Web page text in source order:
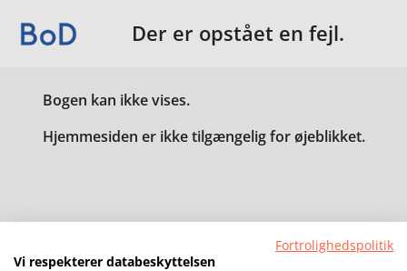
Der er opstået en fejl.
Bogen kan ikke vises.
Hjemmesiden er ikke tilgængelig for øjeblikket.
Fortrolighedspolitik
Vi respekterer databeskyttelsen